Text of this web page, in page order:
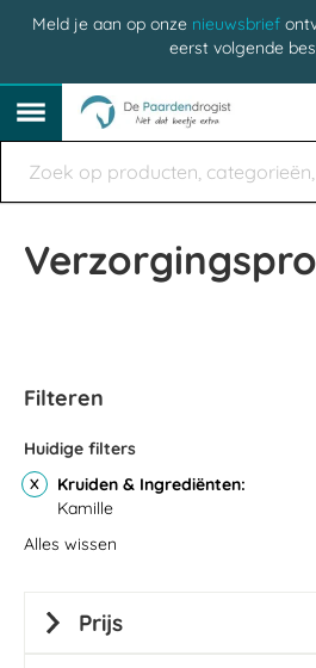
Meld je aan op onze nieuwsbrief
eerst volgende
Filteren
Huidige filters
Kruiden & Ingrediënten
Kamille
Alles wissen
Prijs